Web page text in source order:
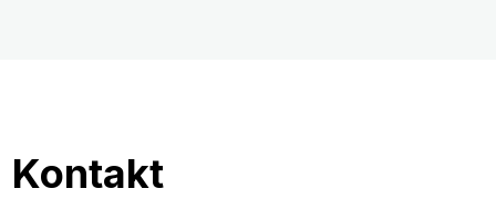
Kontakt